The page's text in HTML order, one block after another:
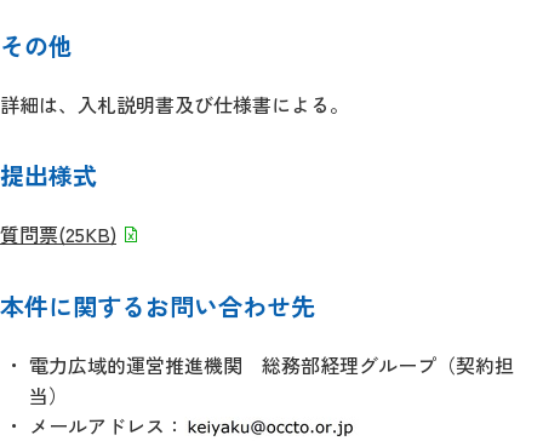
その他
詳細は、入札説明書及び仕様書による。
提出様式
質問票(25KB)
本件に関するお問い合わせ先
電力広域的運営推進機関 総務部経理グループ（契約担
当）
メールアドレス：